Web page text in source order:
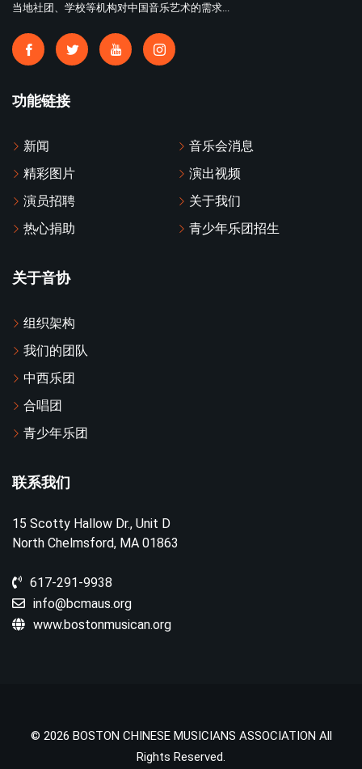
当地社团、学校等机构对中国音乐艺术的需求...
功能链接
新闻
音乐会消息
精彩图片
演出视频
演员招聘
关于我们
热心捐助
青少年乐团招生
关于音协
组织架构
我们的团队
中西乐团
合唱团
青少年乐团
联系我们
15 Scotty Hallow Dr., Unit D
North Chelmsford, MA 01863
617-291-9938
info@bcmaus.org
www.bostonmusican.org
© 2026 BOSTON CHINESE MUSICIANS ASSOCIATION All
Rights Reserved.